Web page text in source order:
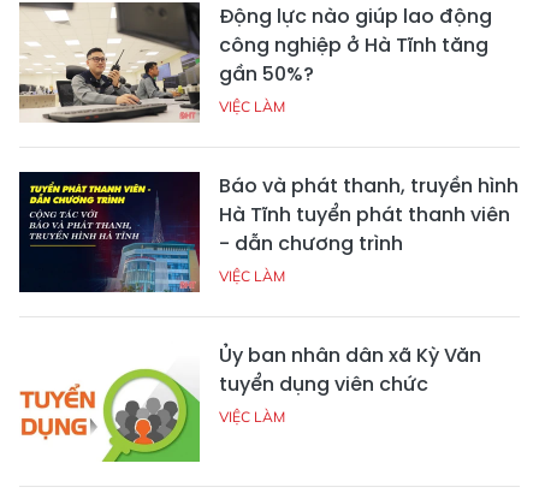
Động lực nào giúp lao động
công nghiệp ở Hà Tĩnh tăng
gần 50%?
VIỆC LÀM
Báo và phát thanh, truyền hình
Hà Tĩnh tuyển phát thanh viên
- dẫn chương trình
VIỆC LÀM
Ủy ban nhân dân xã Kỳ Văn
tuyển dụng viên chức
VIỆC LÀM